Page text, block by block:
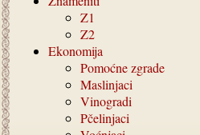
Z1
Z2
Ekonomija
Pomoćne zgrade
Maslinjaci
Vinogradi
Pčelinjaci